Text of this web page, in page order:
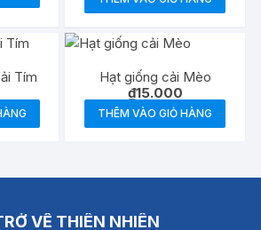
Tím
Hạt giống cải Mèo
₫15.000
THÊM VÀO GIỎ HÀNG
VỀ THIÊN NHIÊN